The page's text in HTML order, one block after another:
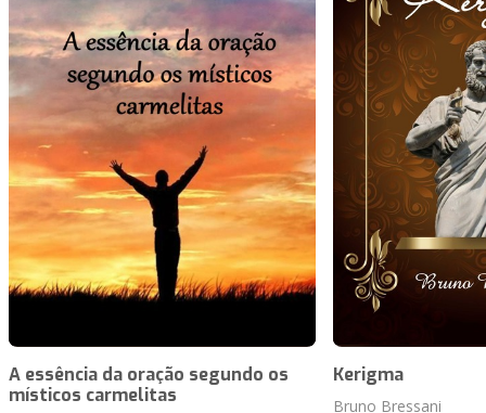
A essência da oração segundo os
místicos carmelitas
Kerigma
Bruno Bressani